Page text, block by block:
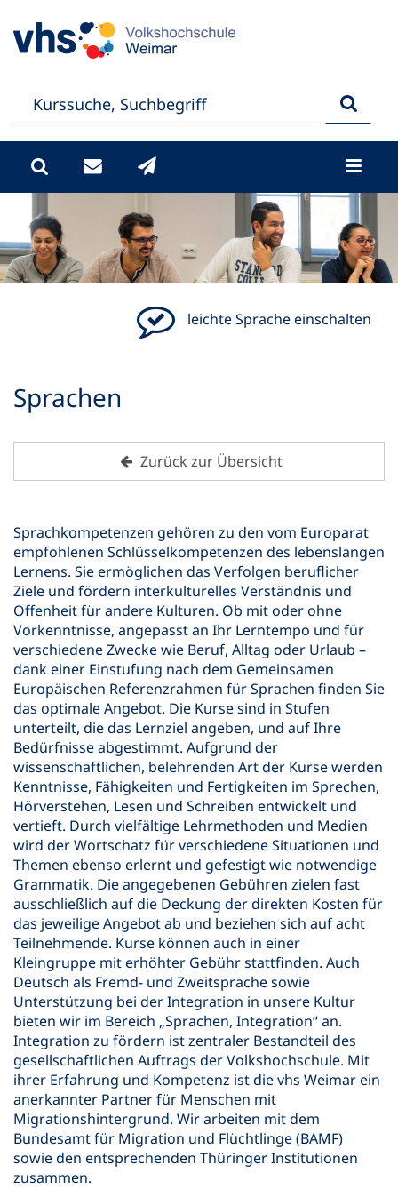
leichte Sprache einschalten
Sprachen
Zurück zur Übersicht
Sprachkompetenzen gehören zu den vom Europarat
empfohlenen Schlüsselkompetenzen des lebenslangen
Lernens. Sie ermöglichen das Verfolgen beruflicher
Ziele und fördern interkulturelles Verständnis und
Offenheit für andere Kulturen. Ob mit oder ohne
Vorkenntnisse, angepasst an Ihr Lerntempo und für
verschiedene Zwecke wie Beruf, Alltag oder Urlaub –
dank einer Einstufung nach dem Gemeinsamen
Europäischen Referenzrahmen für Sprachen finden Sie
das optimale Angebot. Die Kurse sind in Stufen
unterteilt, die das Lernziel angeben, und auf Ihre
Bedürfnisse abgestimmt. Aufgrund der
wissenschaftlichen, belehrenden Art der Kurse werden
Kenntnisse, Fähigkeiten und Fertigkeiten im Sprechen,
Hörverstehen, Lesen und Schreiben entwickelt und
vertieft. Durch vielfältige Lehrmethoden und Medien
wird der Wortschatz für verschiedene Situationen und
Themen ebenso erlernt und gefestigt wie notwendige
Grammatik. Die angegebenen Gebühren zielen fast
ausschließlich auf die Deckung der direkten Kosten für
das jeweilige Angebot ab und beziehen sich auf acht
Teilnehmende. Kurse können auch in einer
Kleingruppe mit erhöhter Gebühr stattfinden. Auch
Deutsch als Fremd- und Zweitsprache sowie
Unterstützung bei der Integration in unsere Kultur
bieten wir im Bereich „Sprachen, Integration“ an.
Integration zu fördern ist zentraler Bestandteil des
gesellschaftlichen Auftrags der Volkshochschule. Mit
ihrer Erfahrung und Kompetenz ist die vhs Weimar ein
anerkannter Partner für Menschen mit
Migrationshintergrund. Wir arbeiten mit dem
Bundesamt für Migration und Flüchtlinge (BAMF)
sowie den entsprechenden Thüringer Institutionen
zusammen.